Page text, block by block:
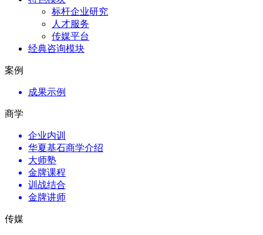
标杆企业研究
人才服务
传媒平台
经典咨询模块
案例
成果示例
商学
企业内训
华夏基石商学介绍
大师塾
金牌课程
训战结合
金牌讲师
传媒